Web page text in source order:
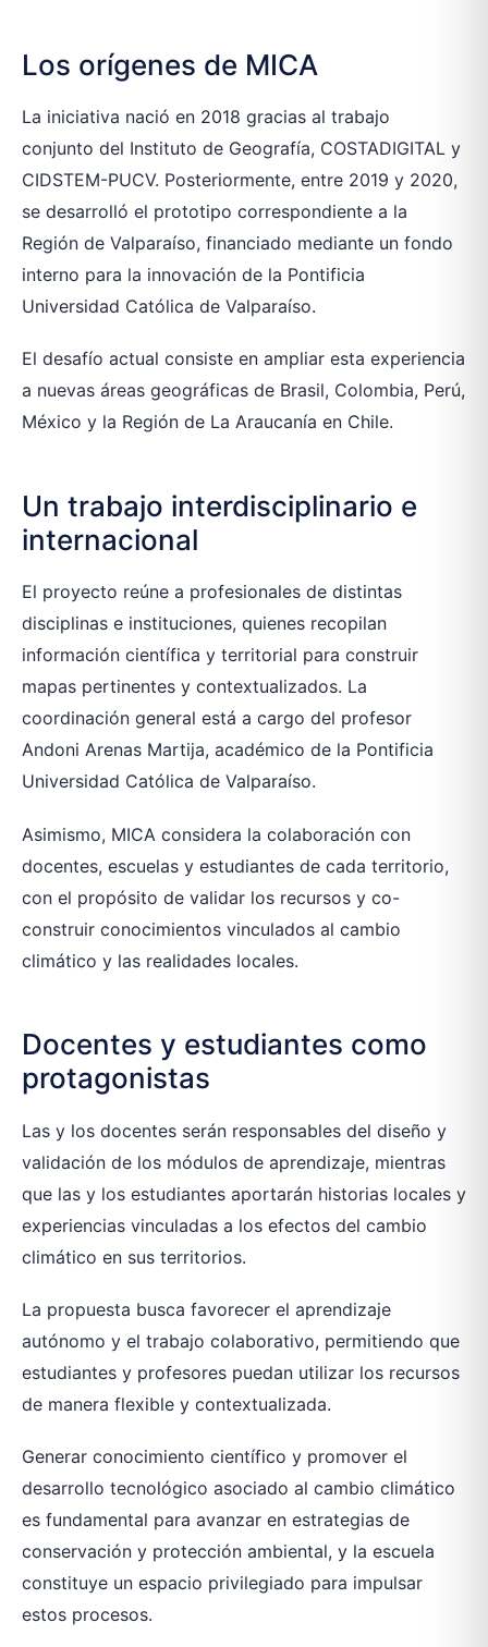
Los orígenes de MICA
La iniciativa nació en 2018 gracias al trabajo
conjunto del Instituto de Geografía, COSTADIGITAL y
CIDSTEM-PUCV. Posteriormente, entre 2019 y 2020,
se desarrolló el prototipo correspondiente a la
Región de Valparaíso, financiado mediante un fondo
interno para la innovación de la Pontificia
Universidad Católica de Valparaíso.
El desafío actual consiste en ampliar esta experiencia
a nuevas áreas geográficas de Brasil, Colombia, Perú,
México y la Región de La Araucanía en Chile.
Un trabajo interdisciplinario e
internacional
El proyecto reúne a profesionales de distintas
disciplinas e instituciones, quienes recopilan
información científica y territorial para construir
mapas pertinentes y contextualizados. La
coordinación general está a cargo del profesor
Andoni Arenas Martija, académico de la Pontificia
Universidad Católica de Valparaíso.
Asimismo, MICA considera la colaboración con
docentes, escuelas y estudiantes de cada territorio,
con el propósito de validar los recursos y co-
construir conocimientos vinculados al cambio
climático y las realidades locales.
Docentes y estudiantes como
protagonistas
Las y los docentes serán responsables del diseño y
validación de los módulos de aprendizaje, mientras
que las y los estudiantes aportarán historias locales y
experiencias vinculadas a los efectos del cambio
climático en sus territorios.
La propuesta busca favorecer el aprendizaje
autónomo y el trabajo colaborativo, permitiendo que
estudiantes y profesores puedan utilizar los recursos
de manera flexible y contextualizada.
Generar conocimiento científico y promover el
desarrollo tecnológico asociado al cambio climático
es fundamental para avanzar en estrategias de
conservación y protección ambiental, y la escuela
constituye un espacio privilegiado para impulsar
estos procesos.